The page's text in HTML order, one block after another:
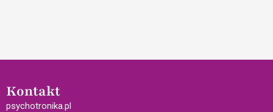
Kontakt
psychotronika.pl